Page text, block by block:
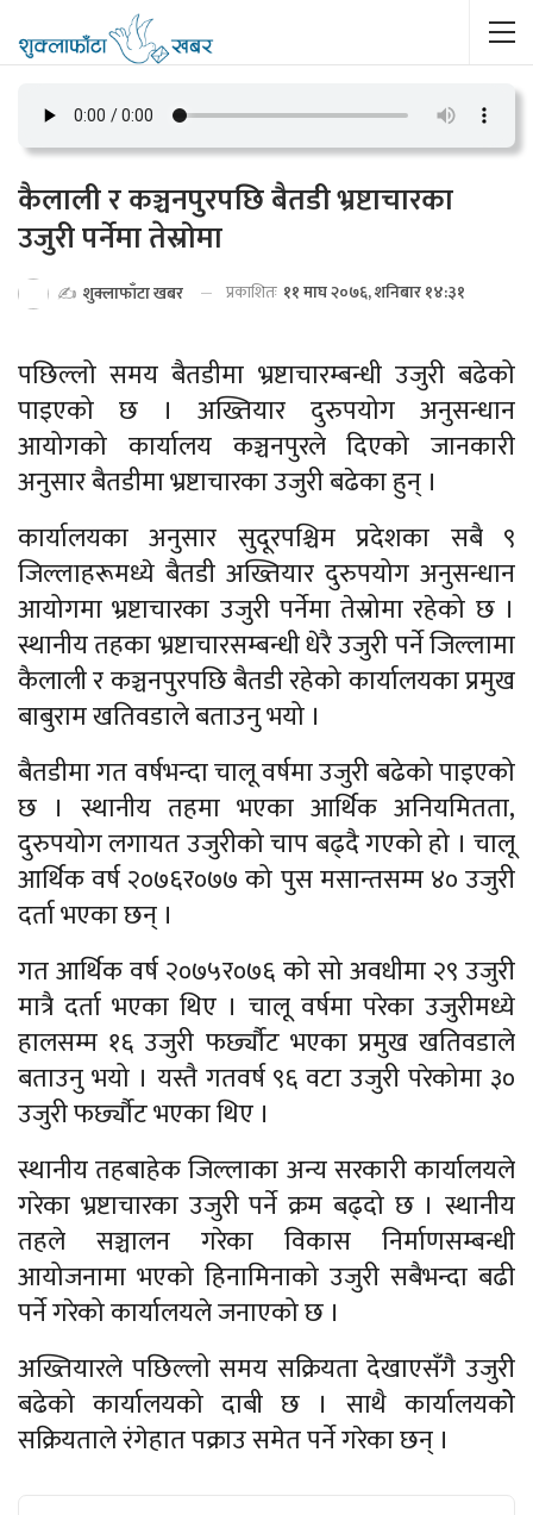
कैलाली र कञ्चनपुरपछि बैतडी भ्रष्टाचारका
उजुरी पर्नेमा तेस्रोमा
✍️ शुक्लाफाँटा खबर प्रकाशितः ११ माघ २०७६, शनिबार १४:३१
पछिल्लो समय बैतडीमा भ्रष्टाचारम्बन्धी उजुरी बढेको
पाइएको छ । अख्तियार दुरुपयोग अनुसन्धान
आयोगको कार्यालय कञ्चनपुरले दिएको जानकारी
अनुसार बैतडीमा भ्रष्टाचारका उजुरी बढेका हुन् ।
कार्यालयका अनुसार सुदूरपश्चिम प्रदेशका सबै ९
जिल्लाहरूमध्ये बैतडी अख्तियार दुरुपयोग अनुसन्धान
आयोगमा भ्रष्टाचारका उजुरी पर्नेमा तेस्रोमा रहेको छ ।
स्थानीय तहका भ्रष्टाचारसम्बन्धी धेरै उजुरी पर्ने जिल्लामा
कैलाली र कञ्चनपुरपछि बैतडी रहेको कार्यालयका प्रमुख
बाबुराम खतिवडाले बताउनु भयो ।
बैतडीमा गत वर्षभन्दा चालू वर्षमा उजुरी बढेको पाइएको
छ । स्थानीय तहमा भएका आर्थिक अनियमितता,
दुरुपयोग लगायत उजुरीको चाप बढ्दै गएको हो । चालू
आर्थिक वर्ष २०७६र०७७ को पुस मसान्तसम्म ४० उजुरी
दर्ता भएका छन् ।
गत आर्थिक वर्ष २०७५र०७६ को सो अवधीमा २९ उजुरी
मात्रै दर्ता भएका थिए । चालू वर्षमा परेका उजुरीमध्ये
हालसम्म १६ उजुरी फर्छ्यौट भएका प्रमुख खतिवडाले
बताउनु भयो । यस्तै गतवर्ष ९६ वटा उजुरी परेकोमा ३०
उजुरी फर्छ्यौट भएका थिए ।
स्थानीय तहबाहेक जिल्लाका अन्य सरकारी कार्यालयले
गरेका भ्रष्टाचारका उजुरी पर्ने क्रम बढ्दो छ । स्थानीय
तहले सञ्चालन गरेका विकास निर्माणसम्बन्धी
आयोजनामा भएको हिनामिनाको उजुरी सबैभन्दा बढी
पर्ने गरेको कार्यालयले जनाएको छ ।
अख्तियारले पछिल्लो समय सक्रियता देखाएसँगै उजुरी
बढेको कार्यालयको दाबी छ । साथै कार्यालयकोे
सक्रियताले रंगेहात पक्राउ समेत पर्ने गरेका छन् ।